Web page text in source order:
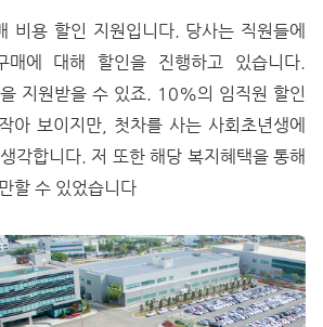
비용 할인 지원입니다. 당사는 직원들에
에 대해 할인을 진행하고 있습니다.
지원받을 수 있죠. 10%의 임직원 할인
아 보이지만, 첫차를 사는 사회초년생에
각합니다. 저 또한 해당 복지혜택을 통해
할 수 있었습니다